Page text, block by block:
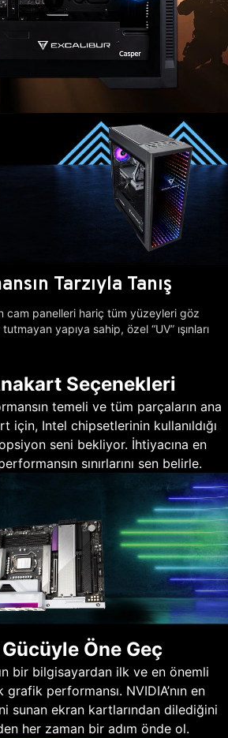
Tarzıyla Tanış
cam panelleri hariç tüm yüzeyleri göz
yapıya sahip, özel “UV” ışınları
Seçenekleri
temeli ve tüm parçaların ana
için, Intel chipsetlerinin kullanıldığı
seni bekliyor. İhtiyacına en
sınırlarını sen belirle.
Öne Geç
bir bilgisayardan ilk ve en önemli
performansı. NVIDIA’nın en
sunan ekran kartlarından dilediğini
her zaman bir adım önde ol.